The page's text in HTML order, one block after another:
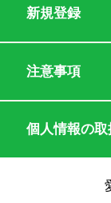
新規登録
注意事項
個人情報の